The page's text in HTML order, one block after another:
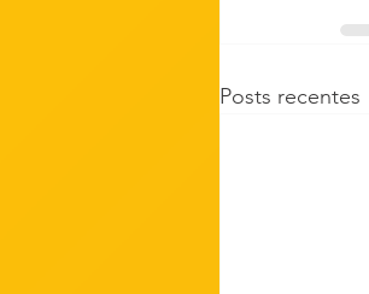
Posts recentes